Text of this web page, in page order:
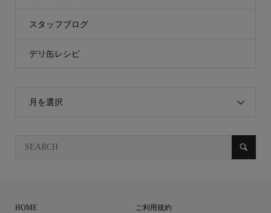
スタッフブログ
デリ缶レシピ
月を選択
HOME ご利用規約